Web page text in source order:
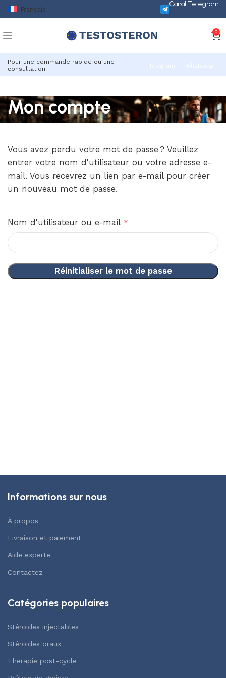
Français
Canal Telegram
0
Pour une commande rapide ou une
consultation
Telegram Whatsapp
Mon compte
Vous avez perdu votre mot de passe ? Veuillez
entrer votre nom d'utilisateur ou votre adresse e-
mail. Vous recevrez un lien par e-mail pour créer
un nouveau mot de passe.
Nom d'utilisateur ou e-mail *
Réinitialiser le mot de passe
Informations sur nous
À propos
Livraison et paiement
Aide experte
Contactez
Catégories populaires
Stéroïdes injectables
Stéroïdes oraux
Thérapie post-cycle